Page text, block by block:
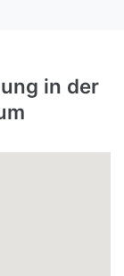
in der